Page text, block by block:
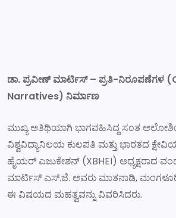
ಡಾ. ಪ್ರವೀಣ್ ಮಾರ್ಟಿಸ್ – ಪ್ರತಿ-ನಿರೂಪಣೆಗಳ (
Narratives) ನಿರ್ಮಾಣ
ಮುಖ್ಯ ಅತಿಥಿಯಾಗಿ ಭಾಗವಹಿಸಿದ್ದ ಸಂತ
ವಿಶ್ವವಿದ್ಯಾನಿಲಯ ಕುಲಪತಿ ಮತ್ತು ಭಾರತದ
ಹೈಯರ್ ಎಜುಕೇಶನ್ (XBHEI) ಅಧ್ಯಕ್ಷರಾದ
ಮಾರ್ಟಿಸ್ ಎಸ್.ಜೆ. ಅವರು ಮಾತನಾಡಿ, ಮಂಗಳೂರಿನ
ಈ ವಿಷಯದ ಮಹತ್ವವನ್ನು ವಿವರಿಸಿದರು.